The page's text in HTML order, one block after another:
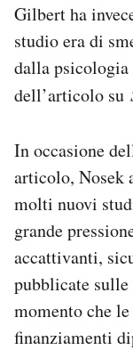
Gilbert ha
studio era di
dalla
dell’articolo su
In occasione
articolo, Nosek
molti nuovi
grande
accattivanti,
pubblicate
momento che
finanziamenti